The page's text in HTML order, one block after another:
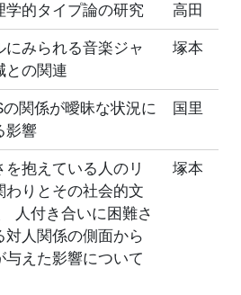
学的タイプ論の研究 高田
みられる音楽ジャ
との関連
塚本
の関係が曖昧な状況に
影響
国里
を抱えている人のリ
わりとその社会的文
人付き合いに困難さ
対人関係の側面から
えた影響について
塚本